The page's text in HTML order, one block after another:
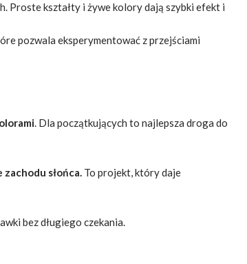
Proste kształty i żywekolorydają szybki efekt i
pozwala eksperymentować z przejściami
. Dla początkujących to najlepsza droga do
słońca. To projekt, który daje
bez długiego czekania.